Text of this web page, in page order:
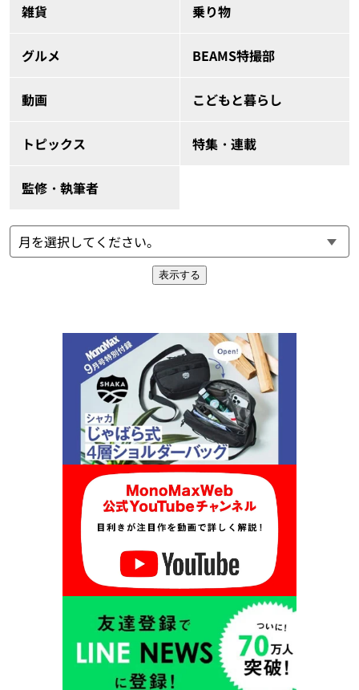
雑貨 乗り物
グルメ BEAMS特撮部
動画 こどもと暮らし
トピックス 特集・連載
監修・執筆者
表示する